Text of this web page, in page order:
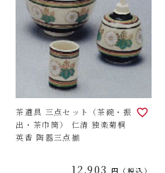
茶道具 三点セット（茶碗・振
出・茶巾筒） 仁清 独楽菊桐
英香 陶器三点揃
12,903 税込